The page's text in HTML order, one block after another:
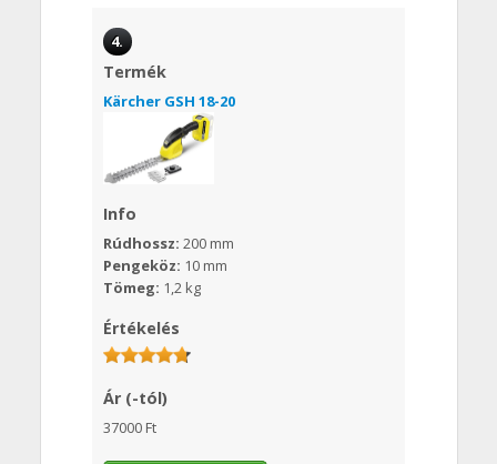
4.
Termék
Kärcher GSH 18-20
Info
Rúdhossz: 200 mm
Pengeköz: 10 mm
Tömeg: 1,2 kg
Értékelés
Ár (-tól)
37000 Ft